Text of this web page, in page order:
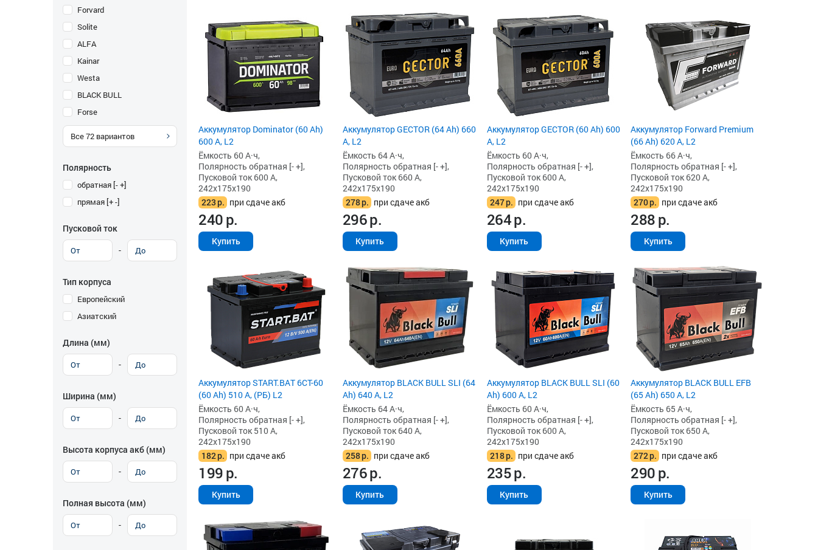
Forvard
Solite
ALFA
Kainar
Westa
BLACK BULL
Forse
Все72 вариантов
Полярность
обратная [- +]
прямая [+ -]
Пусковой ток
-
Тип корпуса
Европейский
Азиатский
Длина (мм)
-
Ширина (мм)
-
Высота корпуса акб (мм)
-
Полная высота (мм)
-
Аккумулятор Dominator (60 Ah)
600 А, L2
Ёмкость 60 А·ч,
Полярность обратная [- +],
Пусковой ток 600 А,
242x175x190
223р. при сдаче акб
240р.
Купить
Аккумулятор GECTOR (64 Ah) 660
А, L2
Ёмкость 64 А·ч,
Полярность обратная [- +],
Пусковой ток 660 А,
242x175x190
278р. при сдаче акб
296р.
Купить
Аккумулятор GECTOR (60 Ah) 600
А, L2
Ёмкость 60 А·ч,
Полярность обратная [- +],
Пусковой ток 600 А,
242x175x190
247р. при сдаче акб
264р.
Купить
Аккумулятор Forward Premium
(66 Ah) 620 А, L2
Ёмкость 66 А·ч,
Полярность обратная [- +],
Пусковой ток 620 А,
242x175x190
270р. при сдаче акб
288р.
Купить
Аккумулятор START.BAT 6СТ-60
(60 Ah) 510 А, (РБ) L2
Ёмкость 60 А·ч,
Полярность обратная [- +],
Пусковой ток 510 А,
242x175x190
182р. при сдаче акб
199р.
Купить
Аккумулятор BLACK BULL SLI (64
Ah) 640 А, L2
Ёмкость 64 А·ч,
Полярность обратная [- +],
Пусковой ток 640 А,
242x175x190
258р. при сдаче акб
276р.
Купить
Аккумулятор BLACK BULL SLI (60
Ah) 600 А, L2
Ёмкость 60 А·ч,
Полярность обратная [- +],
Пусковой ток 600 А,
242x175x190
218р. при сдаче акб
235р.
Купить
Аккумулятор BLACK BULL EFB
(65 Ah) 650 А, L2
Ёмкость 65 А·ч,
Полярность обратная [- +],
Пусковой ток 650 А,
242x175x190
272р. при сдаче акб
290р.
Купить